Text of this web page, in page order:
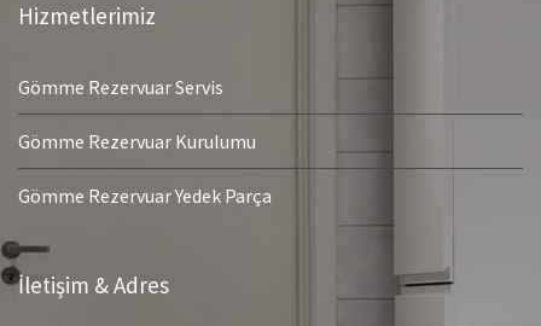
Hizmetlerimiz
Gömme Rezervuar Servis
Gömme Rezervuar Kurulumu
Gömme Rezervuar Yedek Parça
İletişim & Adres